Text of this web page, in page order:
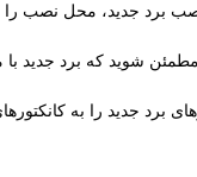
جدید، محل نصب را به
شوید که برد جدید
برد جدید را به